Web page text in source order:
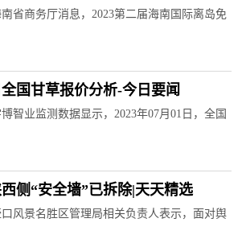
省商务厅消息，2023第二届海南国际离岛免
国甘草报价分析-今日要闻
智业监测数据显示，2023年07月01日，全国
侧“安全墙”已拆除|天天精选
风景名胜区管理局相关负责人表示，面对舆